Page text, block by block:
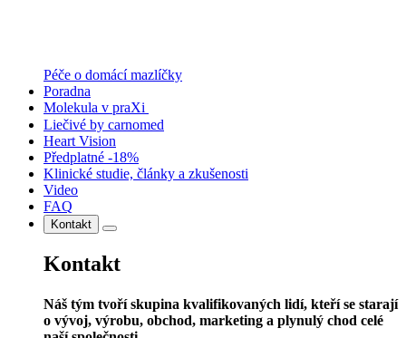
Péče o domácí mazlíčky
Poradna
Molekula v praXi
Liečivé by carnomed
Heart Vision
Předplatné -18%
Klinické studie, články a zkušenosti
Video
FAQ
Kontakt
Kontakt
Náš tým tvoří skupina kvalifikovaných lidí, kteří se starají
o vývoj, výrobu, obchod, marketing a plynulý chod celé